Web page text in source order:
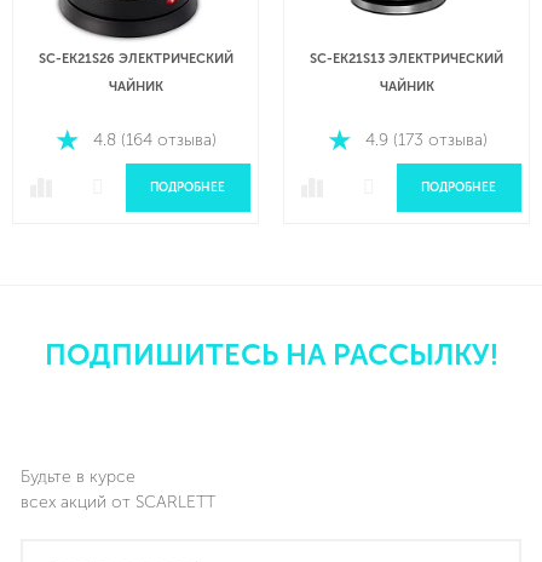
SC-EK21S26 ЭЛЕКТРИЧЕСКИЙ
ЧАЙНИК
4.8 (164 отзыва)
ПОДРОБНЕЕ
SC-EK21S13 ЭЛЕКТРИЧЕСКИЙ
ЧАЙНИК
4.9 (173 отзыва)
ПОДРОБНЕЕ
ПОДПИШИТЕСЬ НА РАССЫЛКУ!
Будьте в курсе
всех акций от SCARLETT